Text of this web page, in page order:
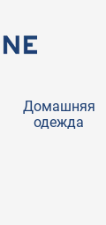
Домашняя
одежда